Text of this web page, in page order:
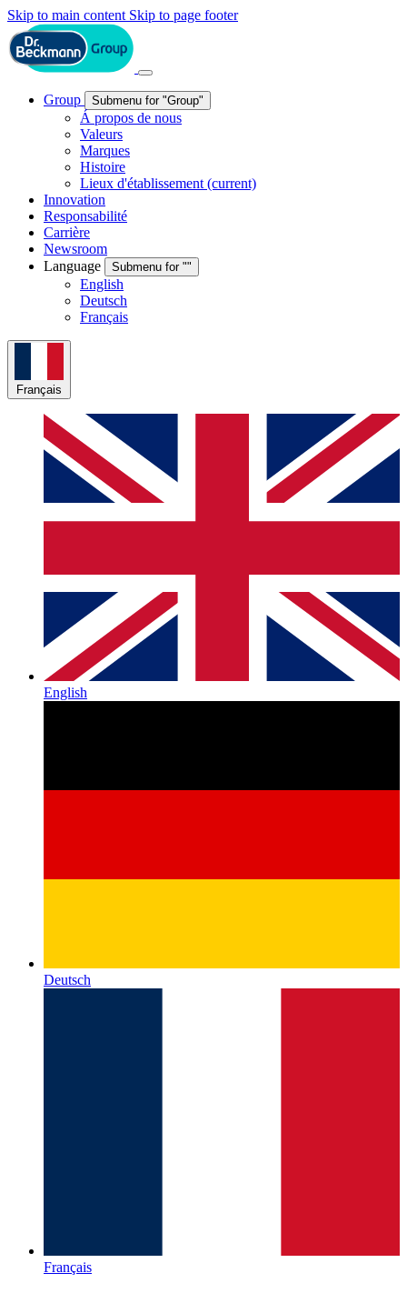
Skip to main content Skip to page footer
Group Submenu for "Group"
Á propos de nous
Valeurs
Marques
Histoire
Lieux d'établissement (current)
Innovation
Responsabilité
Carrière
Newsroom
Language
Submenu for ""
English
Deutsch
Français
Français
English
Deutsch
Français